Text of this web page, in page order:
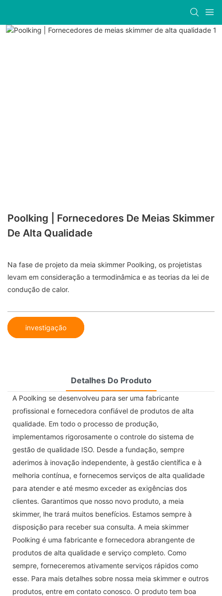
Poolking | Fornecedores De Meias Skimmer
De Alta Qualidade
Na fase de projeto da meia skimmer Poolking, os projetistas
levam em consideração a termodinâmica e as teorias da lei de
condução de calor.
investigação
Detalhes Do Produto
A Poolking se desenvolveu para ser uma fabricante
profissional e fornecedora confiável de produtos de alta
qualidade. Em todo o processo de produção,
implementamos rigorosamente o controle do sistema de
gestão de qualidade ISO. Desde a fundação, sempre
aderimos à inovação independente, à gestão científica e à
melhoria contínua, e fornecemos serviços de alta qualidade
para atender e até mesmo exceder as exigências dos
clientes. Garantimos que nosso novo produto, a meia
skimmer, lhe trará muitos benefícios. Estamos sempre à
disposição para receber sua consulta. A meia skimmer
Poolking é uma fabricante e fornecedora abrangente de
produtos de alta qualidade e serviço completo. Como
sempre, forneceremos ativamente serviços rápidos como
esse. Para mais detalhes sobre nossa meia skimmer e outros
produtos, entre em contato conosco. O produto tem boa